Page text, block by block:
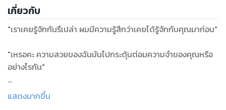
เกี่ยวกับ
"เราเคยรู้จักกันรึเปล่า ผมมีความรู้สึกว่าเคยได้รู้จักกับคุณมาก่อน"
"เหรอคะ ความสวยของฉันมันไปกระตุ้นต่อมความจำของคุณหรือ
อย่างไรกัน"
อันโทนิโอจับจ้องมองใบหน้าฉ่ำหวานนิ่งงัน เธอผู้นี้ทำให้เขานึกไปถึง
แสดงมากขึ้น